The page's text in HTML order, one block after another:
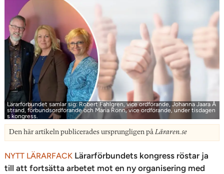
Lärarförbundet samlar sig: Robert Fahlgren, vice ordförande, Johanna Jaara Å
strand, förbundsordförande och Maria Rönn, vice ordförande, under tisdagen
s kongress.
Den här artikeln publicerades ursprungligen påLäraren.se
NYTT LÄRARFACK Lärarförbundets kongress röstar ja
till att fortsätta arbetet mot en ny organisering med